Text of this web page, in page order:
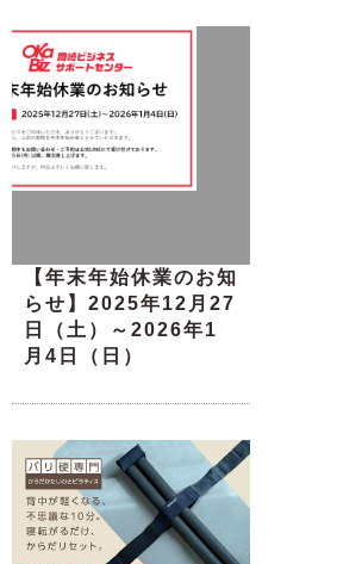
【年末年始休業のお知
らせ】2025年12月27
日（土）～2026年1
月4日（日）